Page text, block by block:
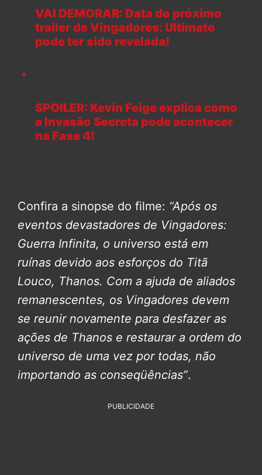
VAI DEMORAR: Data do próximo
trailer de Vingadores: Ultimato
pode ter sido revelada!
SPOILER: Kevin Feige explica como
a Invasão Secreta pode acontecer
na Fase 4!
Confira a sinopse do filme: “Após os
eventos devastadores de Vingadores:
Guerra Infinita, o universo está em
ruínas devido aos esforços do Titã
Louco, Thanos. Com a ajuda de aliados
remanescentes, os Vingadores devem
se reunir novamente para desfazer as
ações de Thanos e restaurar a ordem do
universo de uma vez por todas, não
importando as conseqüências”.
PUBLICIDADE